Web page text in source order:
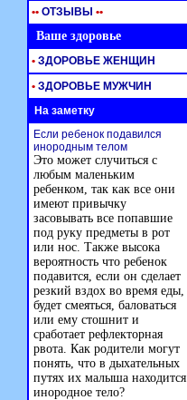
•• ОТЗЫВЫ ••
Ваше здоровье
• ЗДОРОВЬЕ ЖЕНЩИН
• ЗДОРОВЬЕ МУЖЧИН
На заметку
Если ребенок подавился
инородным телом
Это может случиться с
любым маленьким
ребенком, так как все они
имеют привычку
засовывать все попавшие
под руку предметы в рот
или нос. Также высока
вероятность что ребенок
подавится, если он сделает
резкий вздох во время еды,
будет смеяться, баловаться
или ему стошнит и
сработает рефлекторная
рвота. Как родители могут
понять, что в дыхательных
путях их малыша находится
инородное тело?